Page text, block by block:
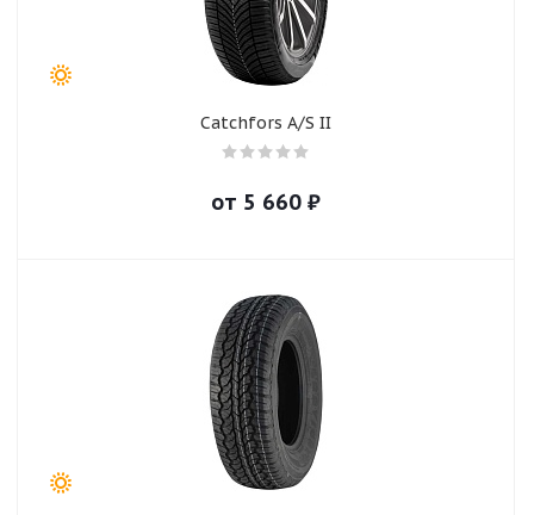
Catchfors A/S II
от 5 660 ₽